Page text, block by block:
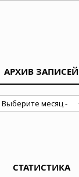
АРХИВ ЗАПИСЕЙ
СТАТИСТИКА